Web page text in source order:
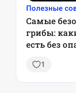
Полезные
Самые
грибы:
есть без
1